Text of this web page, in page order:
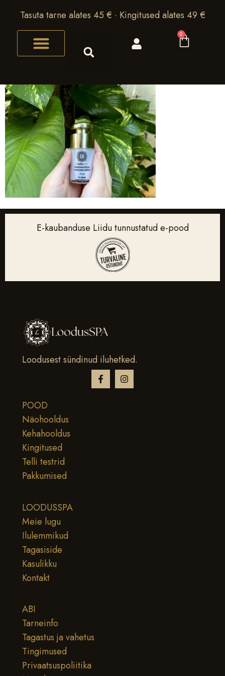
Tasuta tarne alates 45 € · Kingitused alates 49 €
0
E-kaubanduse Liidu tunnustatud e-pood
Loodusest sündinud iluhetked.
POOD
Näohooldus
Kehahooldus
Kingitused
Telli testrid
Pakkumised
LOODUSSPA
Meie lugu
Ilulemmikud
Tagasiside
Kasulikku
Kontakt
ABI
Tarneinfo
Tagastus ja vahetus
Tingimused
Privaatsuspoliitika